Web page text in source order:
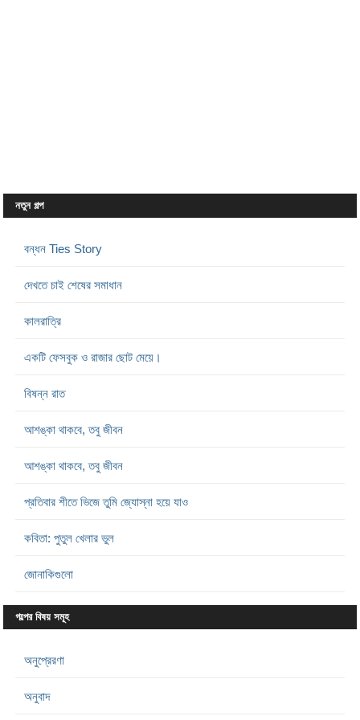
নতুন গল্প
বন্ধন Ties Story
দেখতে চাই শেষের সমাধান
কালরাত্রি
একটি ফেসবুক ও রাজার ছোট মেয়ে।
বিষন্ন রাত
আশঙ্কা থাকবে, তবু জীবন
আশঙ্কা থাকবে, তবু জীবন
প্রতিবার শীতে ভিজে তুমি জ্যোস্না হয়ে যাও
কবিতা: পুতুল খেলার ভুল
জোনাকিগুলো
গল্পের বিষয় সমূহ
অনুপ্রেরণা
অনুবাদ